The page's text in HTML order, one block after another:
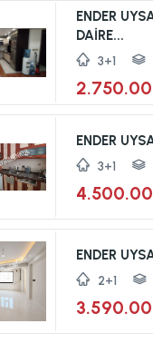
ENDER
DAİRE...
3+1
ENDER
3+1
ENDER
2+1